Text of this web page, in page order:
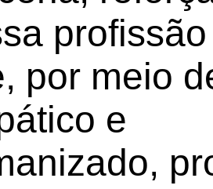
por meio
e